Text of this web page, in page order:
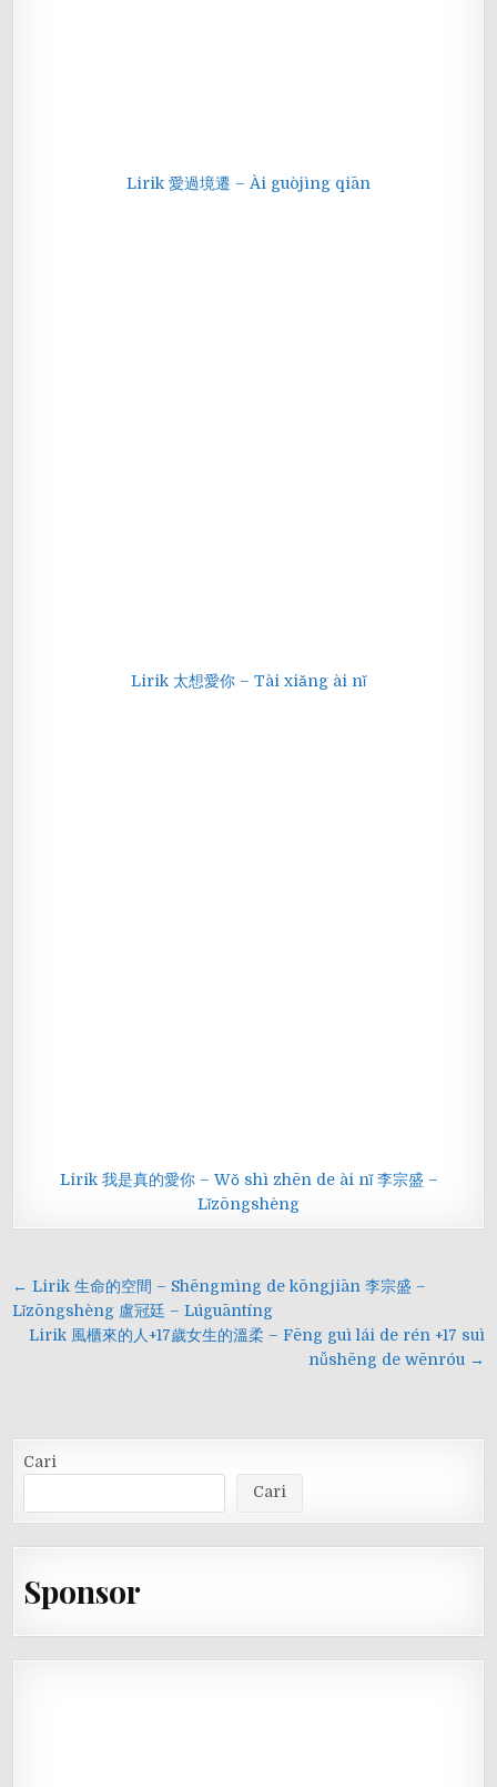
Lirik 愛過境遷 – Ài guòjìng qiān
Lirik 太想愛你 – Tài xiǎng ài nǐ
Lirik 我是真的愛你 – Wǒ shì zhēn de ài nǐ 李宗盛 –
Lǐzōngshèng
Navigasi
pos
← Lirik 生命的空間 – Shēngmìng de kōngjiān 李宗盛 –
Lǐzōngshèng 盧冠廷 – Lúguāntíng
Lirik 風櫃來的人+17歲女生的溫柔 – Fēng guì lái de rén +17 suì
nǚshēng de wēnróu →
Cari
Cari
Sponsor